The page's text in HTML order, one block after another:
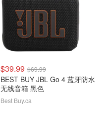
$39.99 $69.99
BEST BUY JBL Go 4 蓝牙防水
无线音箱 黑色
Best Buy.ca